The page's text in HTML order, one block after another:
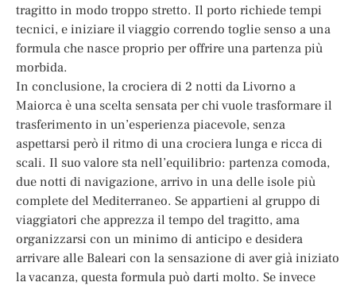
tragitto in modo troppo stretto. Il porto richiede tempi
tecnici, e iniziare il viaggio correndo toglie senso a una
formula che nasce proprio per offrire una partenza più
morbida.
In conclusione, la crociera di 2 notti da Livorno a
Maiorca è una scelta sensata per chi vuole trasformare il
trasferimento in un’esperienza piacevole, senza
aspettarsi però il ritmo di una crociera lunga e ricca di
scali. Il suo valore sta nell’equilibrio: partenza comoda,
due notti di navigazione, arrivo in una delle isole più
complete del Mediterraneo. Se appartieni al gruppo di
viaggiatori che apprezza il tempo del tragitto, ama
organizzarsi con un minimo di anticipo e desidera
arrivare alle Baleari con la sensazione di aver già iniziato
la vacanza, questa formula può darti molto. Se invece